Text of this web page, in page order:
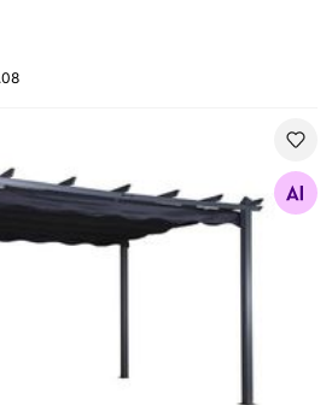
Otsi sarnaseid